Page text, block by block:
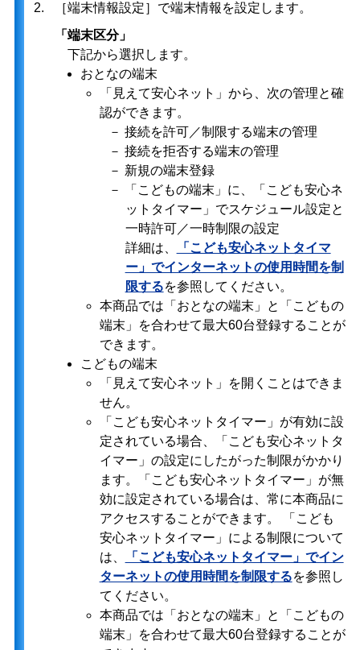
2.
［端末情報設定］で端末情報を設定します。
「端末区分」
下記から選択します。
おとなの端末
「見えて安心ネット」から、次の管理と確
認ができます。
－ 接続を許可／制限する端末の管理
－ 接続を拒否する端末の管理
－ 新規の端末登録
－ 「こどもの端末」に、「こども安心ネ
ットタイマー」でスケジュール設定と
一時許可／一時制限の設定
詳細は、
「こども安心ネットタイマ
ー」でインターネットの使用時間を制
限するを参照してください。
本商品では「おとなの端末」と「こどもの
端末」を合わせて最大60台登録することが
できます。
こどもの端末
「見えて安心ネット」を開くことはできま
せん。
「こども安心ネットタイマー」が有効に設
定されている場合、「こども安心ネットタ
イマー」の設定にしたがった制限がかかり
ます。「こども安心ネットタイマー」が無
効に設定されている場合は、常に本商品に
アクセスすることができます。 「こども
安心ネットタイマー」による制限について
は、
「こども安心ネットタイマー」でイン
ターネットの使用時間を制限するを参照し
てください。
本商品では「おとなの端末」と「こどもの
端末」を合わせて最大60台登録することが